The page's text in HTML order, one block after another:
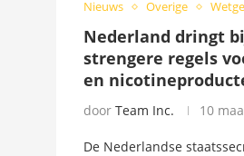
Nieuws Overige
Nederland dringt
strengere regels
en
door Team Inc. 10
De Nederlandse